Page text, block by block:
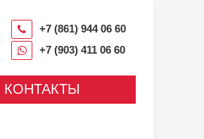
+7 (861) 944 06 60
+7 (903) 411 06 60
КОНТАКТЫ